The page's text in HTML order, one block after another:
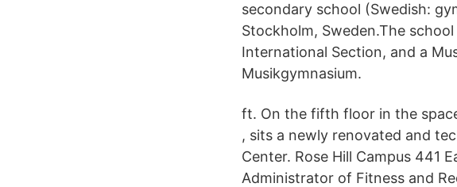
secondary school (Swedish:
Stockholm, Sweden.The
International Section, and a
Musikgymnasium.
ft. On the fifth floor in the
, sits a newly renovated and
Center. Rose Hill Campus 441
Administrator of Fitness and